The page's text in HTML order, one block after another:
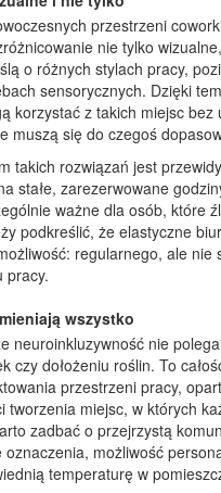
przestrzeni
nie tylko
o różnych stylach pracy,
sensorycznych. Dzięki
korzystać z takich miejsc bez
muszą się do czegoś
takich rozwiązań jest
stałe, zarezerwowane
ważne dla osób, które
podkreślić, że elastyczne
regularnego, ale nie
pracy.
wszystko
neuroinkluzywność nie
czy dołożeniu roślin. To
przestrzeni pracy,
tworzenia miejsc, w których
zadbać o przejrzystą
możliwość
temperaturę w